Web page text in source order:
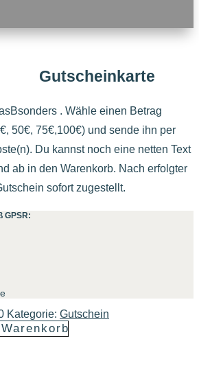
Gutscheinkarte
. Wähle einen Betrag
50€, 75€,100€) und sende ihn per
Du kannst noch eine netten Text
ab in den Warenkorb. Nach erfolgter
sofort zugestellt.
GPSR:
Kategorie: Gutschein